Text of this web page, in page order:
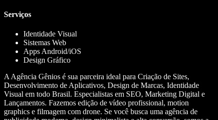
Serviços
Identidade Visual
Sistemas Web
Apps Android/iOS
Design Gráfico
A Agência Gênios é sua parceira ideal para Criação de Sites,
Desenvolvimento de Aplicativos, Design de Marcas, Identidade
Visual em todo Brasil. Especialistas em SEO, Marketing Digital e
Lançamentos. Fazemos edição de vídeo profissional, motion
graphics e filmagem com drone. Se você busca uma agência de